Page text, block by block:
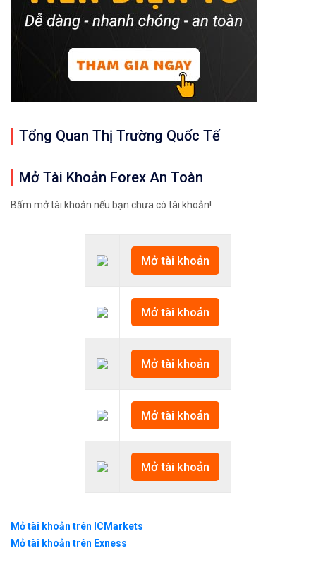
Tổng Quan Thị Trường Quốc Tế
Mở Tài Khoản Forex An Toàn
Bấm mở tài khoản nếu bạn chưa có tài khoản!
Mở tài khoản
Mở tài khoản
Mở tài khoản
Mở tài khoản
Mở tài khoản
Mở tài khoản trên ICMarkets
Mở tài khoản trên Exness